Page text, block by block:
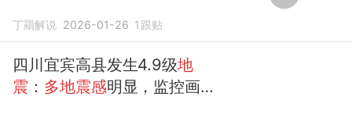
丁羂解说 2026-01-26 1 跟贴
四川宜宾高县发生4.9级地
震 ： 多地震感明显，监控画面